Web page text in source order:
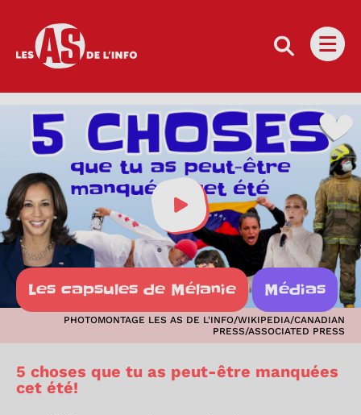
Les as de l'info
Visionner cette vidéo
Les capsules de Mélanie Médias
PHOTOMONTAGE LES AS DE L'INFO/WIKIPEDIA/CANADIAN
PRESS/ASSOCIATED PRESS
5 choses que tu as peut-être manquées
cet été!